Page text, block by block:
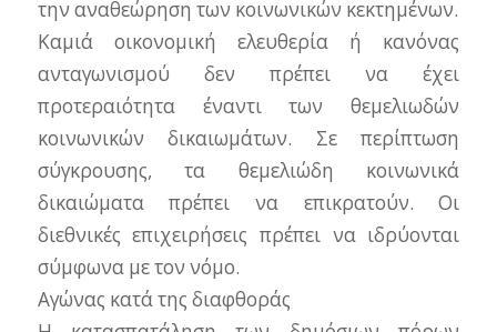
την αναθεώρηση των κοινωνικών κεκτημένων.
Καμιά οικονομική ελευθερία ή κανόνας
ανταγωνισμού δεν πρέπει να έχει
προτεραιότητα έναντι των θεμελιωδών
κοινωνικών δικαιωμάτων. Σε περίπτωση
σύγκρουσης, τα θεμελιώδη κοινωνικά
δικαιώματα πρέπει να επικρατούν. Οι
διεθνικές επιχειρήσεις πρέπει να ιδρύονται
σύμφωνα με τον νόμο.
Αγώνας κατά της διαφθοράς